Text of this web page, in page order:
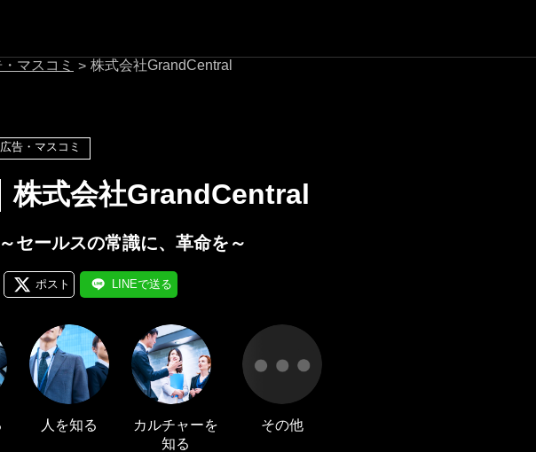
マスコミ > 株式会社GrandCentral
広告・マスコミ
株式会社GrandCentral
セールスの常識に、革命を～
ポスト LINEで送る
人を知る
カルチャーを
知る
その他
にはプロフィール画像のアップロードが必要です